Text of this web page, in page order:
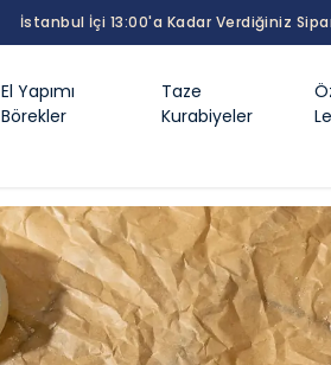
İstanbul İçi 13:00'a Kadar Verdiğiniz
El Yapımı
Börekler
Taze
Kurabiyeler